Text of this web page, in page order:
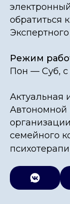
обратиться
Режим
Пон — Суб, с
Актуальная
Автономной
семейного